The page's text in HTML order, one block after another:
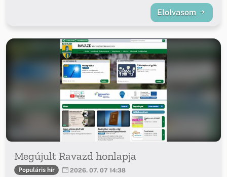
Elolvasom
Megújult Ravazd honlapja
Populáris hír 2026. 07. 07 14:38